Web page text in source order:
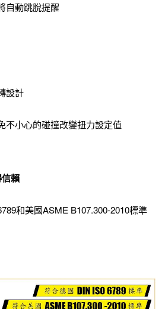
自動跳脫提醒
設計
不小心的碰撞改變扭力設定值
賴
和美國ASME B107.300-2010標準